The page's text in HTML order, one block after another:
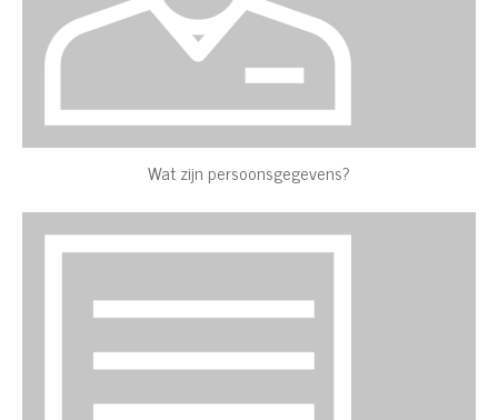
Wat zijn persoonsgegevens?